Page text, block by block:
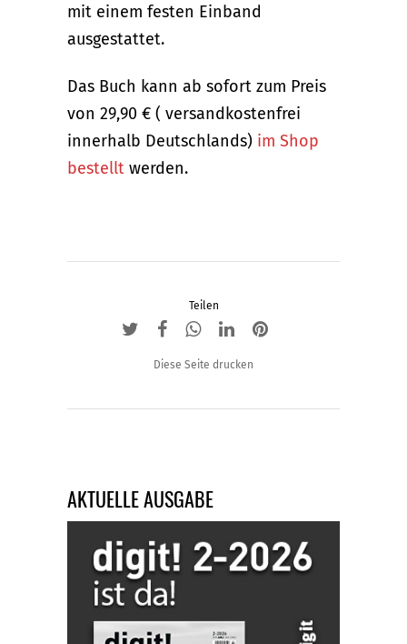
mit einem festen Einband
ausgestattet.
Das Buch kann ab sofort zum Preis
von 29,90 € ( versandkostenfrei
innerhalb Deutschlands) im Shop
bestellt werden.
Teilen
Diese Seite drucken
AKTUELLE AUSGABE